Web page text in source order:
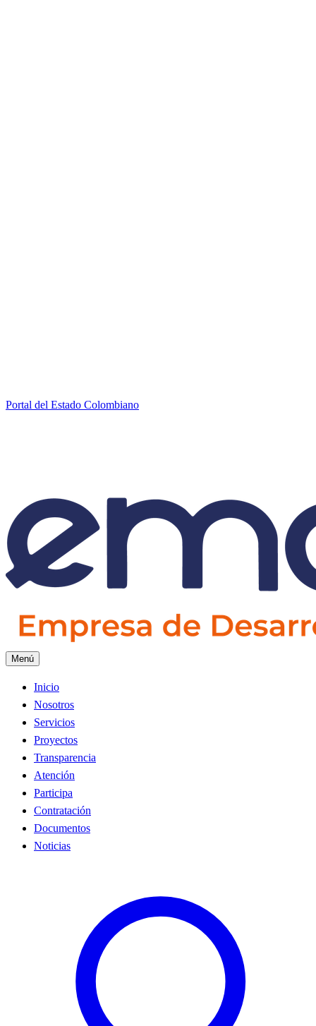
Portal del Estado Colombiano
Menú
Inicio
Nosotros
Servicios
Proyectos
Transparencia
Atención
Participa
Contratación
Documentos
Noticias